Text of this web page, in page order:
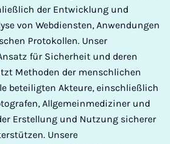
der Entwicklung und
von Webdiensten, Anwendungen
Protokollen. Unser
für Sicherheit und deren
Methoden der menschlichen
beteiligten Akteure, einschließlich
Allgemeinmediziner und
Erstellung und Nutzung sicherer
Unsere